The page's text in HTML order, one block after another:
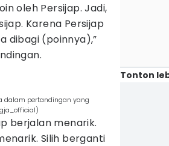
oleh Persijap. Jadi,
Karena Persijap
dibagi (poinnya),”
dalam pertandingan yang
berjalan menarik.
Silih berganti
Tonton